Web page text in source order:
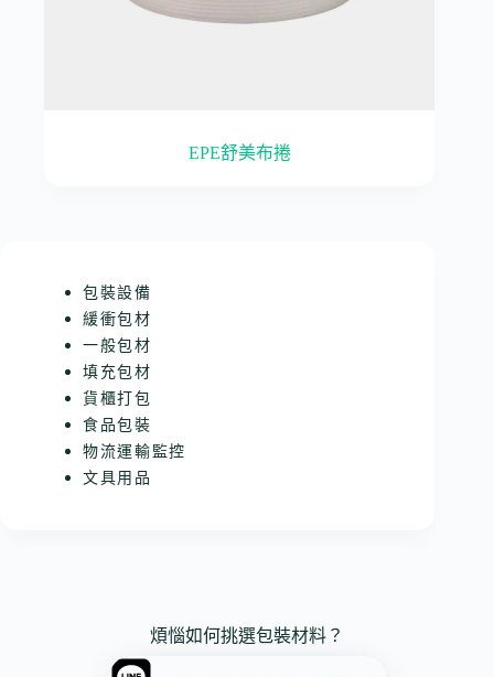
EPE舒美布捲
包裝設備
緩衝包材
一般包材
填充包材
貨櫃打包
食品包裝
物流運輸監控
文具用品
煩惱如何挑選包裝材料？